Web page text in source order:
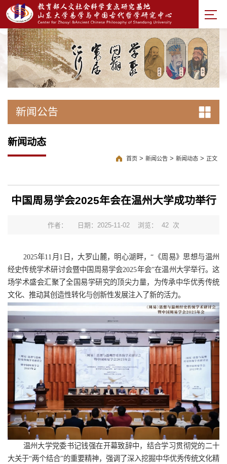
新闻公告
新闻动态
首页 > 新闻公告 > 新闻动态 > 正文
中国周易学会2025年会在温州大学成功举行
作者： 日期：2025-11-02 浏览： 42 次
2025年11月1日，大罗山麓，明心湖畔，“《周易》思想与温州
经史传统学术研讨会暨中国周易学会2025年会”在温州大学举行。这
场学术盛会汇聚了全国易学研究的顶尖力量，为传承中华优秀传统
文化、推动其创造性转化与创新性发展注入了新的活力。
温州大学党委书记钱强在开幕致辞中，结合学习贯彻党的二十
大关于“两个结合”的重要精神，强调了深入挖掘中华优秀传统文化精